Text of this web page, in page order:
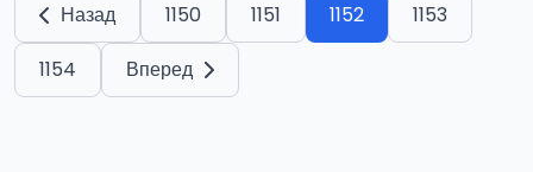
Назад 1150 1151 1152
1153
1154
Вперед